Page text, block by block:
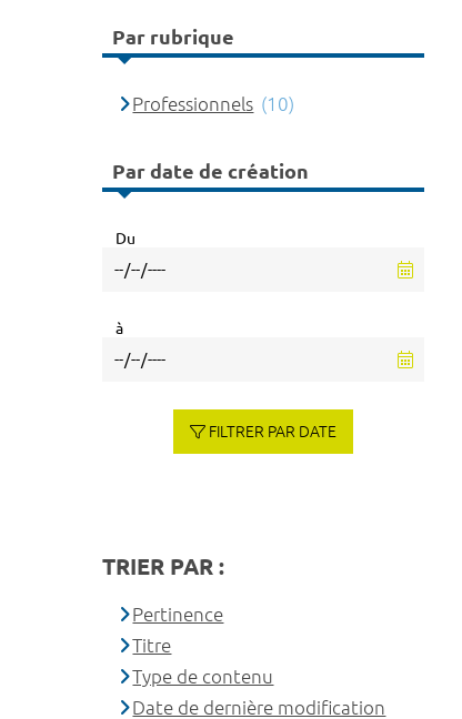
Par rubrique
Professionnels (10)
Par date de création
Du
à
FILTRER PAR DATE
TRIER PAR :
Pertinence
Titre
Type de contenu
Date de dernière modification